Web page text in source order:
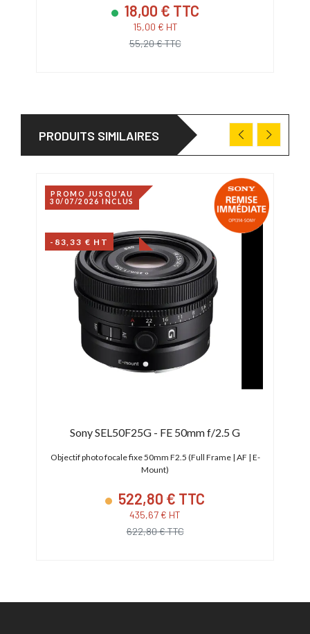
18,00 € TTC
15,00 € HT
55,20 € TTC
PRODUITS SIMILAIRES
PROMO JUSQU'AU
30/07/2026 INCLUS
-83,33 € HT
Sony SEL50F25G - FE 50mm f/2.5 G
Objectif photo focale fixe 50mm F2.5 (Full Frame | AF | E-
Mount)
522,80 € TTC
435,67 € HT
622,80 € TTC